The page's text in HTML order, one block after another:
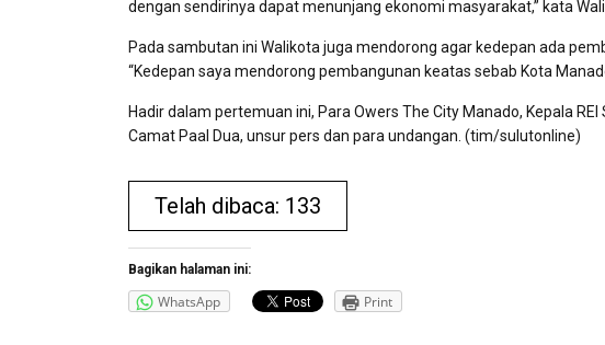
dengan sendirinya dapat menunjang ekonomi masyarakat,” kata
Pada sambutan ini Walikota juga mendorong agar kedepan ada
“Kedepan saya mendorong pembangunan keatas sebab Kota
Hadir dalam pertemuan ini, Para Owers The City Manado, Kepala
Camat Paal Dua, unsur pers dan para undangan. (tim/sulutonline)
Telah dibaca: 133
Bagikan halaman ini:
WhatsApp Print